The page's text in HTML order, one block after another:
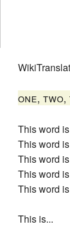
one,
This word
This word
This word
This word
This word
This is...